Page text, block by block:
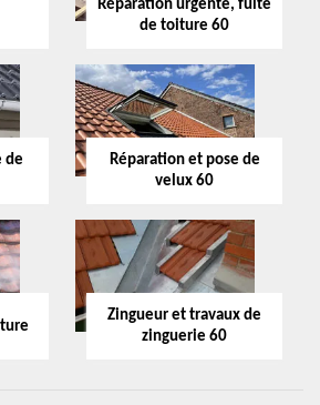
Réparation urgente, fuite
de toiture 60
de
Réparation et pose de
velux 60
Zingueur et travaux de
zinguerie 60